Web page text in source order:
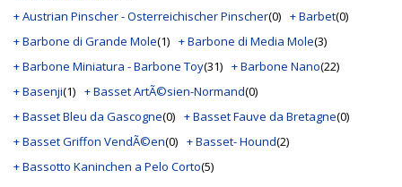
+ Austrian Pinscher - Osterreichischer Pinscher(0) + Barbet(0)
+ Barbone di Grande Mole(1) + Barbone di Media Mole(3)
+ Barbone Miniatura - Barbone Toy(31) + Barbone Nano(22)
+ Basenji(1) + Basset ArtÃ©sien-Normand(0)
+ Basset Bleu da Gascogne(0) + Basset Fauve da Bretagne(0)
+ Basset Griffon VendÃ©en(0) + Basset- Hound(2)
+ Bassotto Kaninchen a Pelo Corto(5)